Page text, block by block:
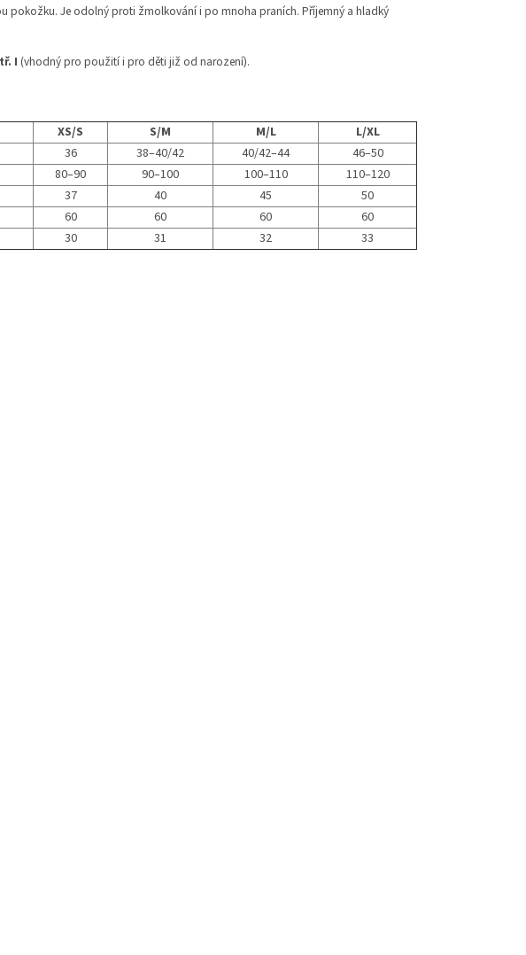
pokožku. Je odolný proti žmolkování i po mnoha praních. Příjemný a hladký
I (vhodný pro použití i pro děti již od narození).
XS/S S/M M/L
L/XL
36 38–40/42 40/42–44
46–50
80–90 90–100 100–110
110–120
37 40 45
50
60 60 60
60
30 31 32 33